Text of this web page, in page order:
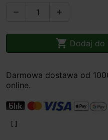
 
 Dodaj do
Darmowa dostawa od
online.